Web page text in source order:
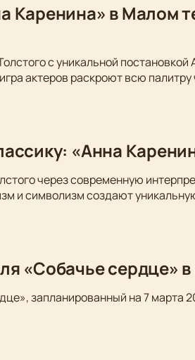
Каренина» в Малом
с уникальной
актеров раскроют всю
«Анна
через современную
и символизм создают
«Собачье сердце»
запланированный на 7 марта